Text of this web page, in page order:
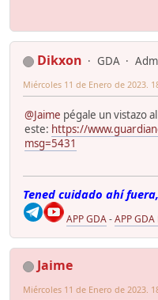
Dikxon GDA
Miércoles 11 de Enero de 2023.
@Jaime pégale un vistazo
este: https://
msg=5431
Tened cuidado ahí
APP GDA-APP
Jaime
Miércoles 11 de Enero de 2023.